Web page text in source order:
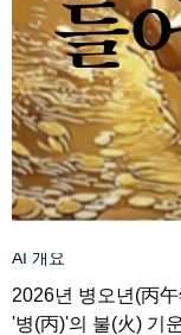
AI 개요
2026년 병오년(丙
'병(丙)'의 불(火) 기